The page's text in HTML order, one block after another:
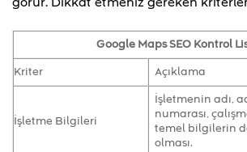
Google Maps SEO Kontrol
Kriter
Açıklama
İşletme Bilgileri
İşletmenin adı,
numarası,
temel bilgilerin
olması.